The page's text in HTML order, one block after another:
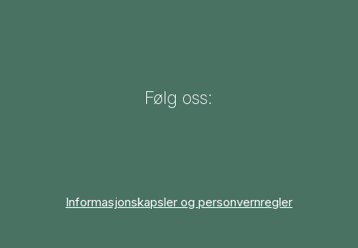
Følg oss:
Informasjonskapsler og personvernregler